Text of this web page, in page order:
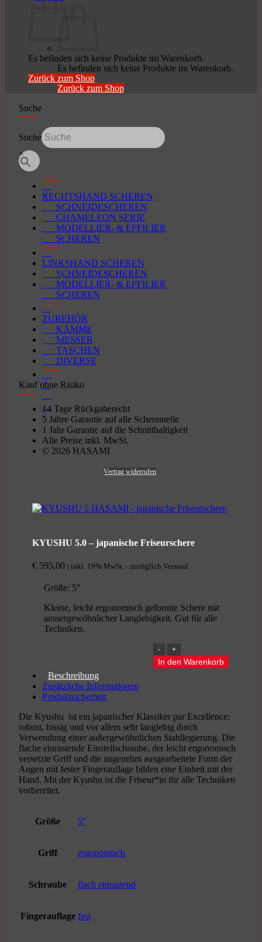
Es befinden sich keine Produkte im Warenkorb.
Zurück zum Shop
Es befinden sich keine Produkte im Warenkorb.
Zurück zum Shop
Suche
Suche
×
RECHTSHAND SCHEREN
SCHNEIDESCHEREN
CHAMELEON SERIE
MODELLIER- & EFFILIER
SCHEREN
LINKSHAND SCHEREN
SCHNEIDESCHEREN
MODELLIER- & EFFILIER
SCHEREN
ZUBEHÖR
KÄMME
MESSER
TASCHEN
DIVERSE
Kauf ohne Risiko
14 Tage Rückgaberecht
5 Jahre Garantie auf alle Scherenteile
1 Jahr Garantie auf die Schnitthaltigkeit
Alle Preise inkl. MwSt.
© 2026 HASAMI
Vertrag widerrufen
KYUSHU 5.0 – japanische Friseurschere
€ 595,00 | inkl. 19% MwSt. - zuzüglich Versand
Größe: 5″
Kleine, leicht ergonomisch geformte Schere mit
aussergewöhnlicher Langlebigkeit. Gut für alle
Techniken.
KYUSHU
5.0
-
In den Warenkorb
Beschreibung
Zusätzliche Informationen
Produktsicherheit
Die Kyushu ist ein japanischer Klassiker par Excellence:
robust, bissig und vor allem sehr langlebig durch
Verwendung einer außergewöhnlichen Stahllegierung. Die
flache einrastende Einstellschraube, der leicht ergonomisch
versetzte Griff und die angenehm ausgearbeitete Form der
Augen mit fester Fingerauflage bilden eine Einheit mit der
Hand. Mit der Kyushu ist die Friseur*in für alle Techniken
vorbereitet.
Größe 5"
Griff ergonomisch
Schraube flach einrastend
Fingerauflage fest